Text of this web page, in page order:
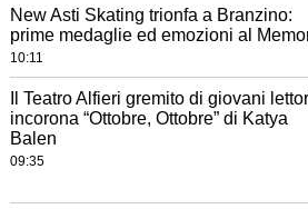
New Asti Skating trionfa a Branzino:
prime medaglie ed emozioni al
10:11
Il Teatro Alfieri gremito di giovani
incorona “Ottobre, Ottobre” di Katya
Balen
09:35